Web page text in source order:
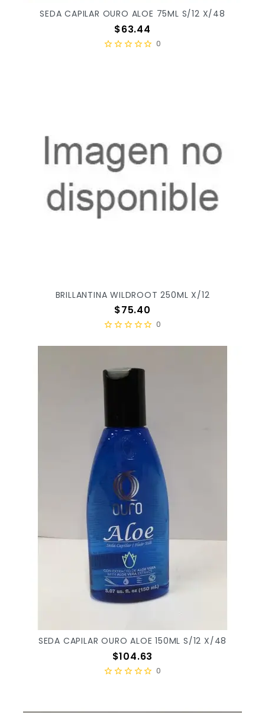
SEDA CAPILAR OURO ALOE 75ML S/12 X/48
Precio
$63.44
0
BRILLANTINA WILDROOT 250ML X/12
Precio
$75.40
0
SEDA CAPILAR OURO ALOE 150ML S/12 X/48
Precio
$104.63
0